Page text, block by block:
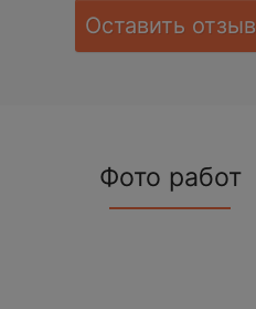
Оставить отзыв
Фото работ